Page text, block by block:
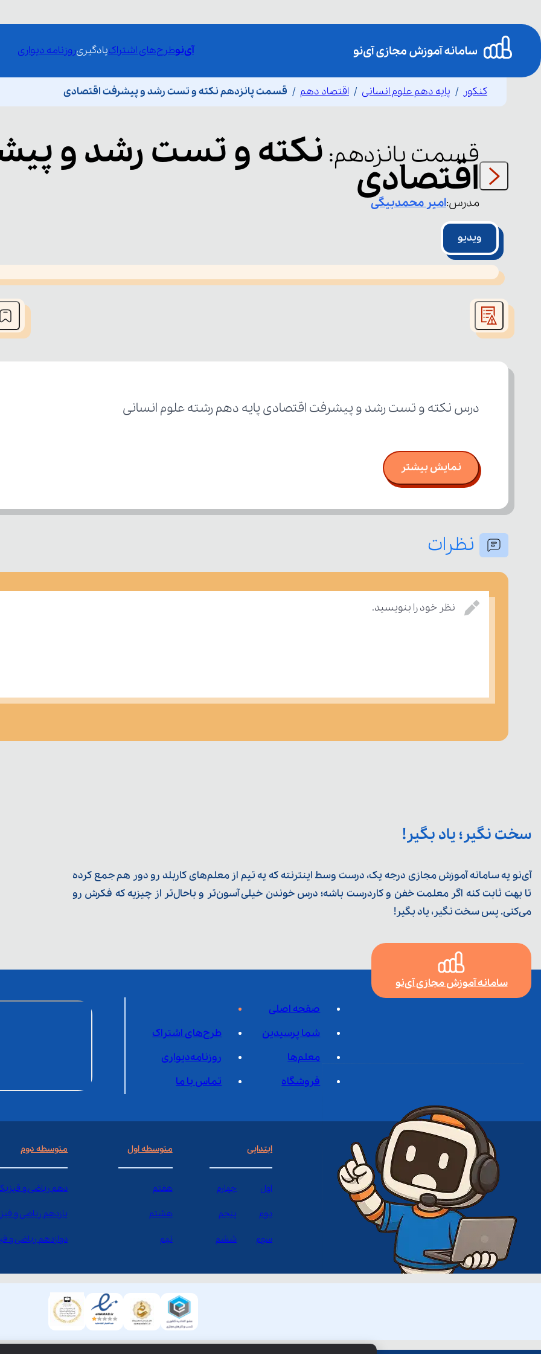
آی‌نوطرح‌های اشتراکیادگیریروزنامه دیواری
کنکور پایه دهم علوم انسانی اقتصاد دهم قسمت پانزدهم نکته و تست رشد و پیشرفت اقتصادی
قسمت پانزدهم: نکته و تست رشد و
اقتصادی
مدرس:امیر محمدبیگی
ویدیو
This
is
window.
درس نکته و تست رشد و پیشرفت اقتصادی پایه دهم رشته علوم انسانی
نمایش بیشتر
نظرات
نظر خود را بنویسید.
سخت نگیر؛ یاد بگیر!
آی‌نو یه سامانه آموزش مجازی درجه یک، درست وسط اینترنته که یه تیم از معلم‌‌های کاربلد رو دور هم جمع کرده
تا بهت ثابت کنه اگر معلمت خفن و کاردرست باشه؛ درس خوندن خیلی آسون‌تر و باحال‌تر از چیزیه که فکرش رو
می‌کنی. پس سخت نگیر، یاد بگیر!
سامانه آموزش مجازی آی‌نو
صفحه اصلی
شما پرسیدین
طرح‌های اشتراک
معلم‌ها
روزنامه‌دیواری
فروشگاه
تماس با ما
ابتدایی
اول چهارم
دوم پنجم
سوم ششم
متوسطه اول
هفتم
هشتم
نهم
متوسطه دوم
دهم ریاضی و
یازدهم ریاضی و
دوازدهم ریاضی و